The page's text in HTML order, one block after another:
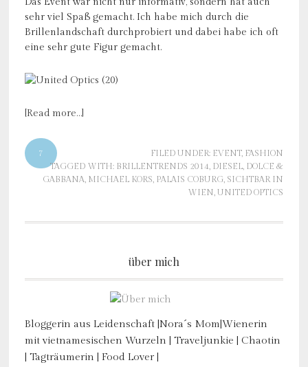
sehr viel Spaß gemacht. Ich habe mich durch die
Brillenlandschaft durchprobiert und dabei habe ich oft
eine sehr gute Figur gemacht.
[Read more…]
7 FILED UNDER: EVENT, FASHION
TAGGED WITH: BRILLENTRENDS 2014, DIESEL, DOLCE &
GABBANA, MICHAEL KORS, PALAIS COBURG, SICHTBAR IN
WIEN,UNITED OPTICS
über mich
Bloggerin aus Leidenschaft |Nora´s Mom|Wienerin
mit vietnamesischen Wurzeln | Traveljunkie | Chaotin
| Tagträumerin | Food Lover |